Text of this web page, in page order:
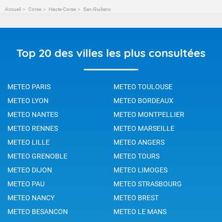
Accueil Corse Haute-Corse San-Giuliano
Top 20 des villes les plus consultées
METEO PARIS
METEO TOULOUSE
METEO LYON
METEO BORDEAUX
METEO NANTES
METEO MONTPELLIER
METEO RENNES
METEO MARSEILLE
METEO LILLE
METEO ANGERS
METEO GRENOBLE
METEO TOURS
METEO DIJON
METEO LIMOGES
METEO PAU
METEO STRASBOURG
METEO NANCY
METEO BREST
METEO BESANCON
METEO LE MANS